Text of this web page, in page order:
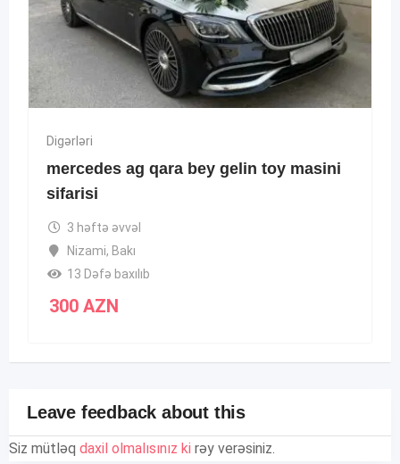
Digərləri
mercedes ag qara bey gelin toy masini
sifarisi
3 həftə əvvəl
Nizami, Bakı
13 Dəfə baxılıb
300 AZN
Leave feedback about this
Siz mütləq daxil olmalısınız ki rəy verəsiniz.